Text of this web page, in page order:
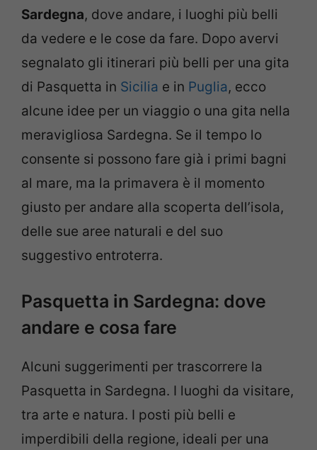
Sardegna, dove andare, i luoghi più belli
da vedere e le cose da fare. Dopo avervi
segnalato gli itinerari più belli per una gita
di Pasquetta in Sicilia e in Puglia, ecco
alcune idee per un viaggio o una gita nella
meravigliosa Sardegna. Se il tempo lo
consente si possono fare già i primi bagni
al mare, ma la primavera è il momento
giusto per andare alla scoperta dell’isola,
delle sue aree naturali e del suo
suggestivo entroterra.
Pasquetta in Sardegna: dove
andare e cosa fare
Alcuni suggerimenti per trascorrere la
Pasquetta in Sardegna. I luoghi da visitare,
tra arte e natura. I posti più belli e
imperdibili della regione, ideali per una